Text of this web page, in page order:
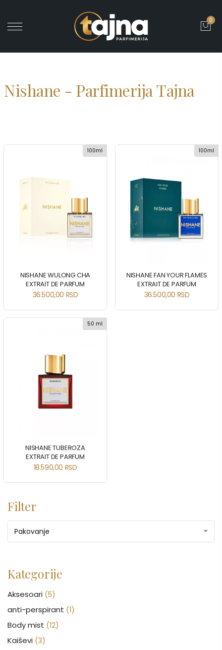
0
Nishane - Parfimerija Tajna
100ml
NISHANE WULONG CHA
EXTRAIT DE PARFUM
36.500,00 RSD
100ml
NISHANE FAN YOUR FLAMES
EXTRAIT DE PARFUM
36.500,00 RSD
50 ml
NISHANE TUBEROZA
EXTRAIT DE PARFUM
18.590,00 RSD
Filter
Pakovanje
Kategorije
Aksesoari (5)
anti-perspirant (1)
Body mist (12)
Kaiševi (3)